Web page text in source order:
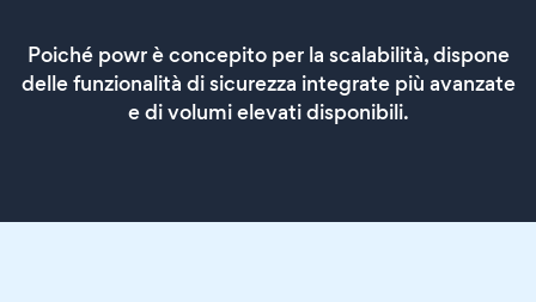
Poiché powr è concepito per la scalabilità, dispone
delle funzionalità di sicurezza integrate più avanzate
e di volumi elevati disponibili.